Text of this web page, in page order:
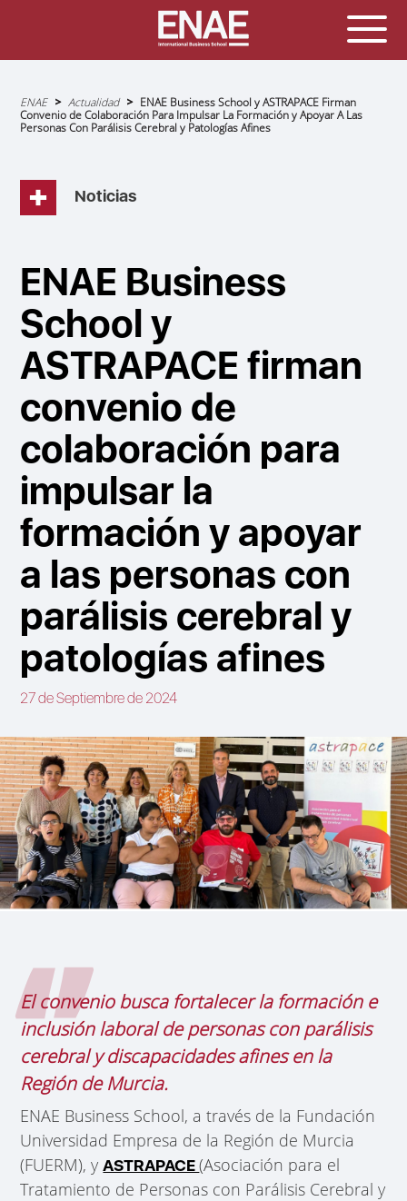
Sobrescribir
enlaces
de
ayuda
ENAE Actualidad
ENAE Business School y ASTRAPACE Firman
Convenio de Colaboración Para Impulsar La Formación y Apoyar A Las
Personas Con Parálisis Cerebral y Patologías Afines
Noticias
ENAE Business
School y
ASTRAPACE firman
convenio de
colaboración para
impulsar la
formación y apoyar
a las personas con
parálisis cerebral y
patologías afines
27 de Septiembre de 2024
El convenio busca fortalecer la formación e
inclusión laboral de personas con parálisis
cerebral y discapacidades afines en la
Región de Murcia.
ENAE Business School, a través de la Fundación
Universidad Empresa de la Región de Murcia
(FUERM), yASTRAPACE(Asociación para el
Tratamiento de Personas con Parálisis Cerebral y